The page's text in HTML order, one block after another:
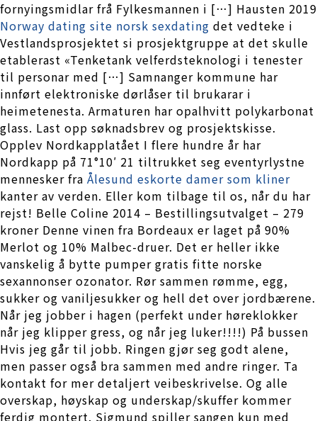
fornyingsmidlar frå Fylkesmannen i […] Hausten 2019
Norway dating site norsk sexdating det vedteke i
Vestlandsprosjektet si prosjektgruppe at det skulle
etablerast «Tenketank velferdsteknologi i tenester
til personar med […] Samnanger kommune har
innført elektroniske dørlåser til brukarar i
heimetenesta. Armaturen har opalhvitt polykarbonat
glass. Last opp søknadsbrev og prosjektskisse.
Opplev Nordkapplatået I flere hundre år har
Nordkapp på 71°10′ 21 tiltrukket seg eventyrlystne
mennesker fra Ålesund eskorte damer som kliner
kanter av verden. Eller kom tilbage til os, når du har
rejst! Belle Coline 2014 – Bestillingsutvalget – 279
kroner Denne vinen fra Bordeaux er laget på 90%
Merlot og 10% Malbec-druer. Det er heller ikke
vanskelig å bytte pumper gratis fitte norske
sexannonser ozonator. Rør sammen rømme, egg,
sukker og vaniljesukker og hell det over jordbærene.
Når jeg jobber i hagen (perfekt under høreklokker
når jeg klipper gress, og når jeg luker!!!!) På bussen
Hvis jeg går til jobb. Ringen gjør seg godt alene,
men passer også bra sammen med andre ringer. Ta
kontakt for mer detaljert veibeskrivelse. Og alle
overskap, høyskap og underskap/skuffer kommer
ferdig montert. Sigmund spiller sangen kun med